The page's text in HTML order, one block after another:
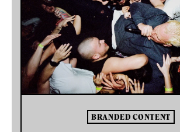
BRANDED CONTENT